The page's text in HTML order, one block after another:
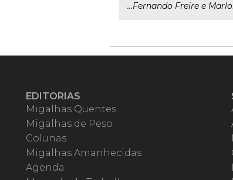
...Fernando Freire e
EDITORIAS
Migalhas Quentes
Migalhas de Peso
Colunas
Migalhas Amanhecidas
Agenda